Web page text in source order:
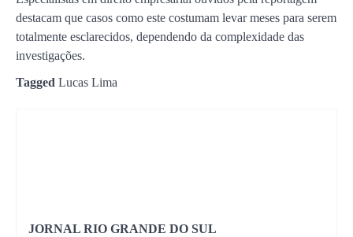
destacam que casos como este costumam levar meses para serem
totalmente esclarecidos, dependendo da complexidade das
investigações.
Tagged Lucas Lima
JORNAL RIO GRANDE DO SUL